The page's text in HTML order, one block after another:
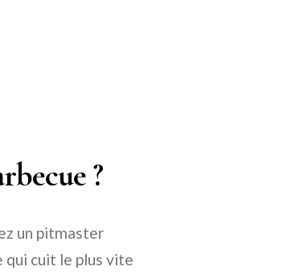
?
un pitmaster
qui cuit le plus vite